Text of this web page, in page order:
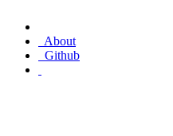
About
Github